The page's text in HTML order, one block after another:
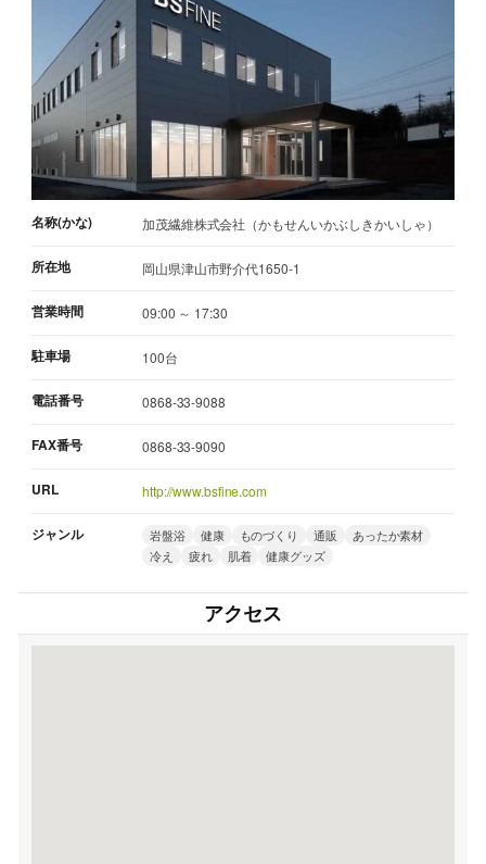
名称(かな) 加茂繊維株式会社（かもせんいかぶしきかいしゃ）
所在地 岡山県津山市野介代1650-1
営業時間 09:00 ～ 17:30
駐車場 100台
電話番号 0868-33-9088
FAX番号 0868-33-9090
URL http://www.bsfine.com
ジャンル 岩盤浴 健康 ものづくり 通販
あったか素材
冷え
疲れ 肌着 健康グッズ
アクセス